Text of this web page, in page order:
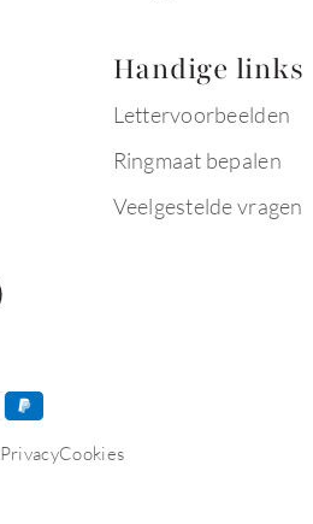
Handige links
Lettervoorbeelden
Ringmaat bepalen
Veelgestelde vragen
PrivacyCookies